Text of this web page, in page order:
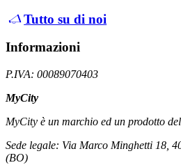
Tutto su di noi
Informazioni
P.IVA: 00089070403
MyCity
MyCity è un marchio ed un prodotto del
Sede legale: Via Marco Minghetti 18,
(BO)